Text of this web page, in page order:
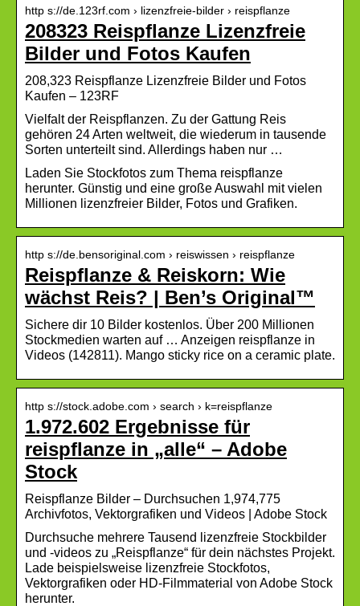
http s://de.123rf.com › lizenzfreie-bilder › reispflanze
208323 Reispflanze Lizenzfreie
Bilder und Fotos Kaufen
208,323 Reispflanze Lizenzfreie Bilder und Fotos
Kaufen – 123RF
Vielfalt der Reispflanzen. Zu der Gattung Reis
gehören 24 Arten weltweit, die wiederum in tausende
Sorten unterteilt sind. Allerdings haben nur …
Laden Sie Stockfotos zum Thema reispflanze
herunter. Günstig und eine große Auswahl mit vielen
Millionen lizenzfreier Bilder, Fotos und Grafiken.
http s://de.bensoriginal.com › reiswissen › reispflanze
Reispflanze & Reiskorn: Wie
wächst Reis? | Ben’s Original™
Sichere dir 10 Bilder kostenlos. Über 200 Millionen
Stockmedien warten auf … Anzeigen reispflanze in
Videos (142811). Mango sticky rice on a ceramic plate.
http s://stock.adobe.com › search › k=reispflanze
1.972.602 Ergebnisse für
reispflanze in „alle“ – Adobe
Stock
Reispflanze Bilder – Durchsuchen 1,974,775
Archivfotos, Vektorgrafiken und Videos | Adobe Stock
Durchsuche mehrere Tausend lizenzfreie Stockbilder
und -videos zu „Reispflanze“ für dein nächstes Projekt.
Lade beispielsweise lizenzfreie Stockfotos,
Vektorgrafiken oder HD-Filmmaterial von Adobe Stock
herunter.